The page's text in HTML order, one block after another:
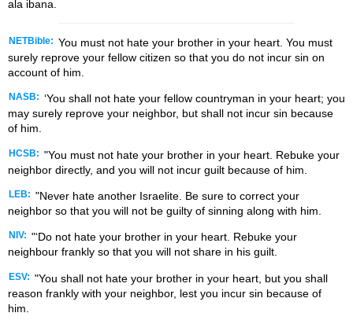
ala ibana.
NETBible: You must not hate your brother in your heart. You must
surely reprove your fellow citizen so that you do not incur sin on
account of him.
NASB: ‘You shall not hate your fellow countryman in your heart; you
may surely reprove your neighbor, but shall not incur sin because
of him.
HCSB: "You must not hate your brother in your heart. Rebuke your
neighbor directly, and you will not incur guilt because of him.
LEB: "Never hate another Israelite. Be sure to correct your
neighbor so that you will not be guilty of sinning along with him.
NIV: "‘Do not hate your brother in your heart. Rebuke your
neighbour frankly so that you will not share in his guilt.
ESV: "You shall not hate your brother in your heart, but you shall
reason frankly with your neighbor, lest you incur sin because of
him.